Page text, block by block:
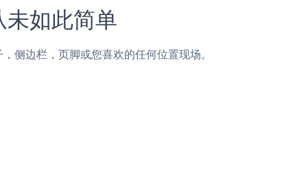
如此简单
边栏，页脚或您喜欢的任何位置现场。